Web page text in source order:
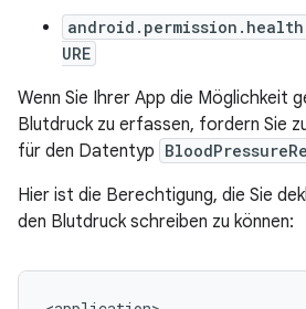
URE
Wenn Sie Ihrer App die Möglichkeit
Blutdruck zu erfassen, fordern Sie
für den Datentyp
Hier ist die Berechtigung, die Sie
den Blutdruck schreiben zu können: